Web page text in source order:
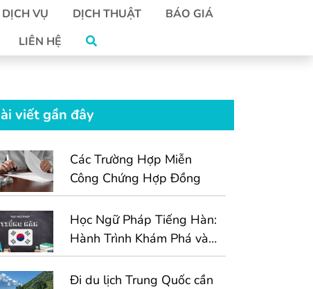
DỊCH VỤ DỊCH THUẬT
BÁO GIÁ
LIÊN HỆ
viết gần đây
Các Trường Hợp Miễn
Công Chứng Hợp Đồng
Học Ngữ Pháp Tiếng Hàn:
Hành Trình Khám Phá và
Vượt Qua Thử Thách
Đi du lịch Trung Quốc cần